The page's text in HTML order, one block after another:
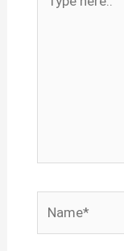
here..